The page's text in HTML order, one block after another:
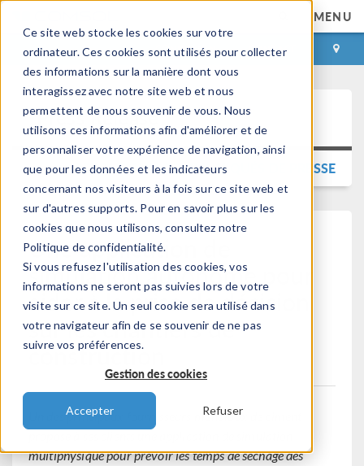
Ce site web stocke les cookies sur votre
ordinateur. Ces cookies sont utilisés pour collecter
des informations sur la manière dont vous
interagissez avec notre site web et nous
permettent de nous souvenir de vous. Nous
utilisons ces informations afin d'améliorer et de
personnaliser votre expérience de navigation, ainsi
que pour les données et les indicateurs
concernant nos visiteurs à la fois sur ce site web et
sur d'autres supports. Pour en savoir plus sur les
cookies que nous utilisons, consultez notre
Politique de confidentialité.
Si vous refusez l'utilisation des cookies, vos
informations ne seront pas suivies lors de votre
visite sur ce site. Un seul cookie sera utilisé dans
votre navigateur afin de se souvenir de ne pas
suivre vos préférences.
Gestion des cookies
Accepter Refuser
MENU
CONNEXION CONTACT
Press Release
RETOUR AUX COMMUNIQUÉS DE PRESSE
Une application de
simulation autonome pour
aider à la prise de décision
sur les chantiers de
construction
Un des principaux fournisseurs mondiaux de ciment
multiphysique pour prévoir les temps de séchage des